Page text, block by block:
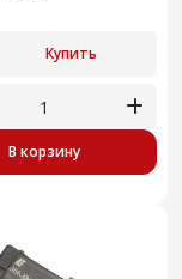
Купить
В корзину